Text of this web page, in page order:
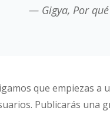
— Gigya, Por
que empiezas a
Publicarás una